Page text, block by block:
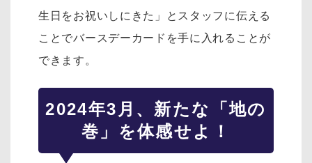
生日をお祝いしにきた」とスタッフに伝える
ことでバースデーカードを手に入れることが
できます。
2024年3月、新たな「地の
巻」を体感せよ！